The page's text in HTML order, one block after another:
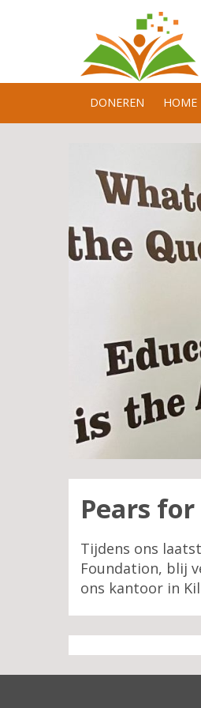
DONEREN HOME
Pears
Tijdens ons
Foundation, blij
ons kantoor in